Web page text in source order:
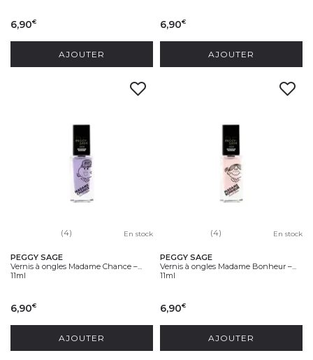
6,90€
AJOUTER
6,90€
AJOUTER
(4) En stock
PEGGY SAGE
Vernis à ongles Madame Chance –...
11ml
6,90€
AJOUTER
(4) En stock
PEGGY SAGE
Vernis à ongles Madame Bonheur –...
11ml
6,90€
AJOUTER